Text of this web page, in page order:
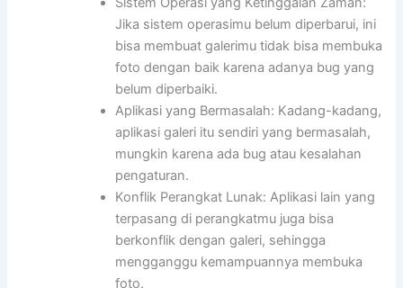
Jika sistem operasimu belum diperbarui, ini
bisa membuat galerimu tidak bisa membuka
foto dengan baik karena adanya bug yang
belum diperbaiki.
Aplikasi yang Bermasalah: Kadang-kadang,
aplikasi galeri itu sendiri yang bermasalah,
mungkin karena ada bug atau kesalahan
pengaturan.
Konflik Perangkat Lunak: Aplikasi lain yang
terpasang di perangkatmu juga bisa
berkonflik dengan galeri, sehingga
mengganggu kemampuannya membuka
foto.